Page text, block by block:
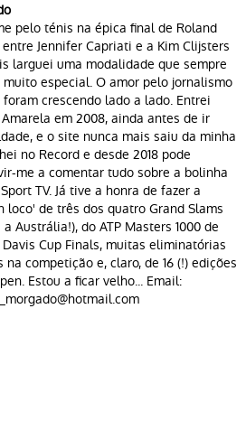
pelo ténis na épica final de Roland
entre Jennifer Capriati e a Kim Clijsters
larguei uma modalidade que sempre
muito especial. O amor pelo jornalismo
crescendo lado a lado. Entrei
em 2008, ainda antes de ir
e o site nunca mais saiu da minha
no Record e desde 2018 pode
me a comentar tudo sobre a bolinha
TV. Já tive a honra de fazer a
loco' de três dos quatro Grand Slams
Austrália!), do ATP Masters 1000 de
Cup Finals, muitas eliminatórias
na competição e, claro, de 16 (!) edições
Estou a ficar velho... Email: